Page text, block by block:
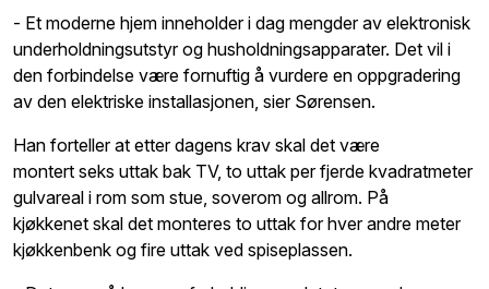
- Et moderne hjem inneholder i dag mengder av elektronisk
underholdningsutstyr og husholdningsapparater. Det vil i
den forbindelse være fornuftig å vurdere en oppgradering
av den elektriske installasjonen, sier Sørensen.
Han forteller at etter dagens krav skal det være
montert seks uttak bak TV, to uttak per fjerde kvadratmeter
gulvareal i rom som stue, soverom og allrom. På
kjøkkenet skal det monteres to uttak for hver andre meter
kjøkkenbenk og fire uttak ved spiseplassen.